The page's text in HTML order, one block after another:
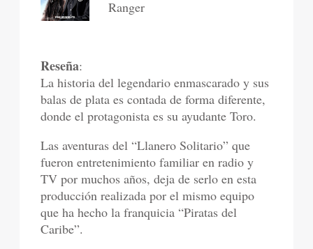
Ranger
Reseña:
La historia del legendario enmascarado y sus
balas de plata es contada de forma diferente,
donde el protagonista es su ayudante Toro.
Las aventuras del “Llanero Solitario” que
fueron entretenimiento familiar en radio y
TV por muchos años, deja de serlo en esta
producción realizada por el mismo equipo
que ha hecho la franquicia “Piratas del
Caribe”.